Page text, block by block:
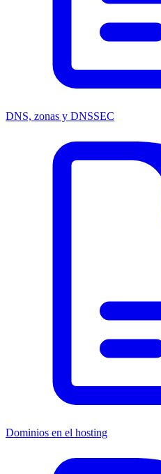
DNS, zonas y DNSSEC
Dominios en el hosting